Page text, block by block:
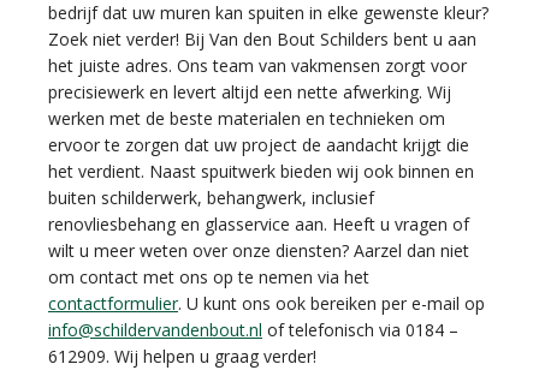
bedrijf dat uw muren kan spuiten in elke gewenste kleur?
Zoek niet verder! Bij Van den Bout Schilders bent u aan
het juiste adres. Ons team van vakmensen zorgt voor
precisiewerk en levert altijd een nette afwerking. Wij
werken met de beste materialen en technieken om
ervoor te zorgen dat uw project de aandacht krijgt die
het verdient. Naast spuitwerk bieden wij ook binnen en
buiten schilderwerk, behangwerk, inclusief
renovliesbehang en glasservice aan. Heeft u vragen of
wilt u meer weten over onze diensten? Aarzel dan niet
om contact met ons op te nemen via het
contactformulier. U kunt ons ook bereiken per e-mail op
info@schildervandenbout.nl of telefonisch via 0184 –
612909. Wij helpen u graag verder!